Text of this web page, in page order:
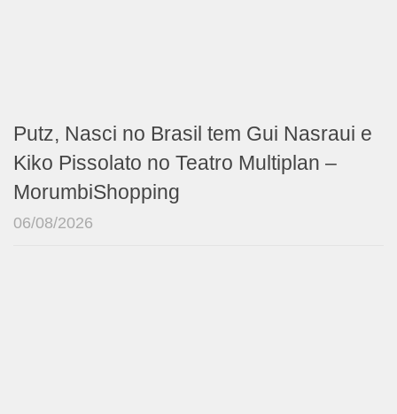
Putz, Nasci no Brasil tem Gui Nasraui e
Kiko Pissolato no Teatro Multiplan –
MorumbiShopping
06/08/2026